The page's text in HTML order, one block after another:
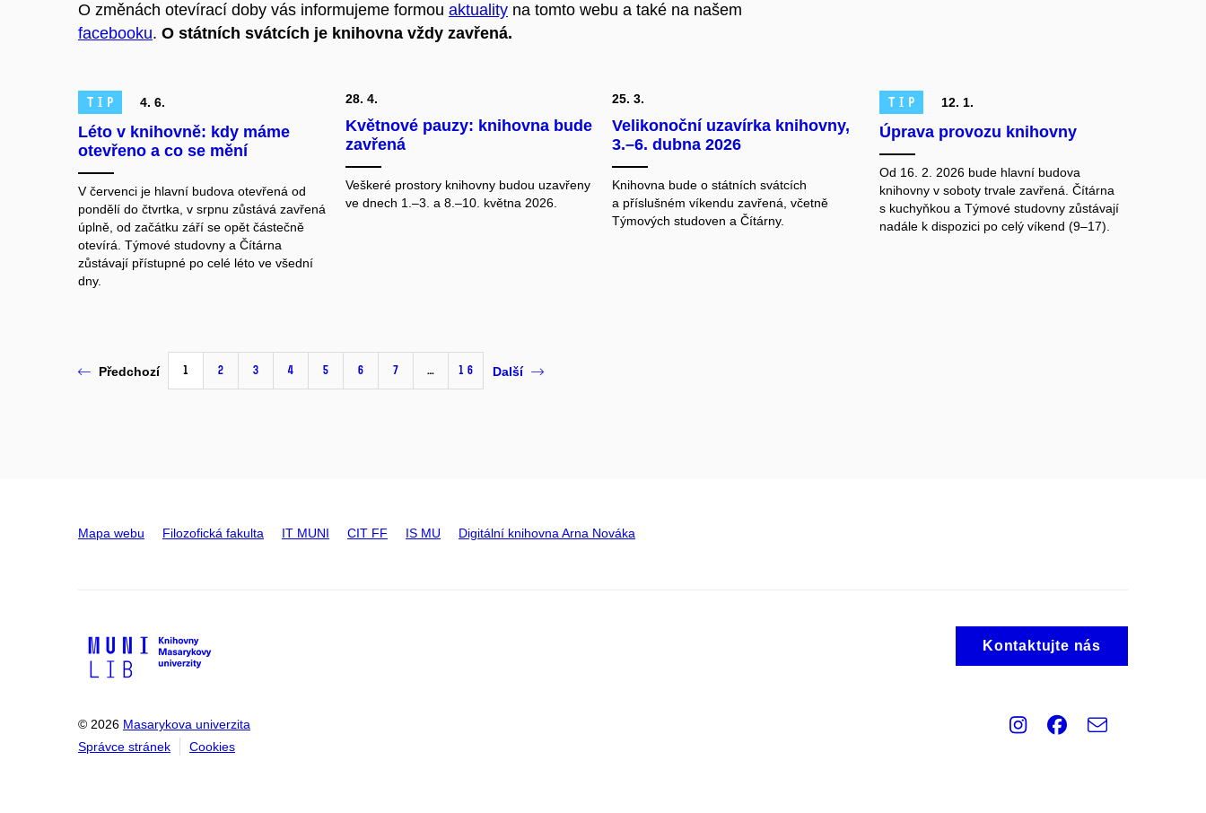
O změnách otevírací doby vás informujeme formou aktuality na tomto webu a také na našem
facebooku. O státních svátcích je knihovna vždy zavřená.
TIP 4. 6.
Léto v knihovně: kdy máme
otevřeno a co se mění
V červenci je hlavní budova otevřená od
pondělí do čtvrtka, v srpnu zůstává zavřená
úplně, od začátku září se opět částečně
otevírá. Týmové studovny a Čítárna
zůstávají přístupné po celé léto ve všední
dny.
28. 4.
Květnové pauzy: knihovna bude
zavřená
Veškeré prostory knihovny budou uzavřeny
ve dnech 1.–3. a 8.–10. května 2026.
25. 3.
Velikonoční uzavírka knihovny,
3.–6. dubna 2026
Knihovna bude o státních svátcích
a příslušném víkendu zavřená, včetně
Týmových studoven a Čítárny.
TIP 12. 1.
Úprava provozu knihovny
Od 16. 2. 2026 bude hlavní budova
knihovny v soboty trvale zavřená. Čítárna
s kuchyňkou a Týmové studovny zůstávají
nadále k dispozici po celý víkend (9–17).
Předchozí 1 2 3 4 5 6 7 … 16 Další
Mapa webu Filozofická fakulta IT MUNI CIT FF IS MU Digitální knihovna Arna Nováka
Kontaktujte nás
© 2026 Masarykova univerzita
Správce stránek
Cookies
Instagram
Facebook
e-